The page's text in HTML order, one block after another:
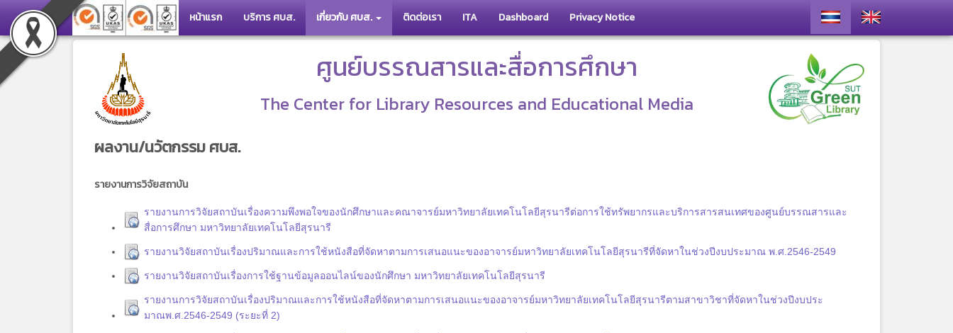
หน้าแรก บริการ ศบส. เกี่ยวกับ ศบส. ติดต่อเรา ITA Dashboard Privacy Notice
ศูนย์บรรณสารและสื่อการศึกษา
The Center for Library Resources and Educational Media
ผลงาน/นวัตกรรม ศบส.
รายงานการวิจัยสถาบัน
รายงานการวิจัยสถาบันเรื่องความพึงพอใจของนักศึกษาและคณาจารย์มหาวิทยาลัยเทคโนโลยีสุรนารีต่อการใช้ทรัพยากรและบริการสารสนเทศของศูนย์บรรณสารและ
สื่อการศึกษา มหาวิทยาลัยเทคโนโลยีสุรนารี
รายงานวิจัยสถาบันเรื่องปริมาณและการใช้หนังสือที่จัดหาตามการเสนอแนะของอาจารย์มหาวิทยาลัยเทคโนโลยีสุรนารีที่จัดหาในช่วงปีงบประมาณ พ.ศ.2546-2549
รายงานวิจัยสถาบันเรื่องการใช้ฐานข้อมูลออนไลน์ของนักศึกษา มหาวิทยาลัยเทคโนโลยีสุรนารี
รายงานการวิจัยสถาบันเรื่องปริมาณและการใช้หนังสือที่จัดหาตามการเสนอแนะของอาจารย์มหาวิทยาลัยเทคโนโลยีสุรนารีตามสาขาวิชาที่จัดหาในช่วงปีงบประ
มาณพ.ศ.2546-2549 (ระยะที่ 2)